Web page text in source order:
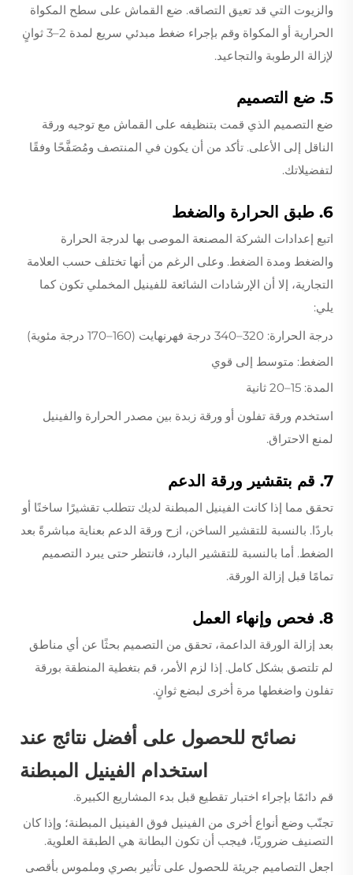
والزيوت التي قد تعيق التصاقه. ضع القماش على سطح المكواة
الحرارية أو المكواة وقم بإجراء ضغط مبدئي سريع لمدة 2–3 ثوانٍ
لإزالة الرطوبة والتجاعيد.
5. ضع التصميم
ضع التصميم الذي قمت بتنظيفه على القماش مع توجيه ورقة
الناقل إلى الأعلى. تأكد من أن يكون في المنتصف ومُصَفَّحًا وفقًا
لتفضيلاتك.
6. طبق الحرارة والضغط
اتبع إعدادات الشركة المصنعة الموصى بها لدرجة الحرارة
والضغط ومدة الضغط. وعلى الرغم من أنها تختلف حسب العلامة
التجارية، إلا أن الإرشادات الشائعة للفينيل المخملي تكون كما
يلي:
درجة الحرارة: 320–340 درجة فهرنهايت (160–170 درجة مئوية)
الضغط: متوسط إلى قوي
المدة: 15–20 ثانية
استخدم ورقة تفلون أو ورقة زبدة بين مصدر الحرارة والفينيل
لمنع الاحتراق.
7. قم بتقشير ورقة الدعم
تحقق مما إذا كانت الفينيل المبطنة لديك تتطلب تقشيرًا ساخنًا أو
باردًا. بالنسبة للتقشير الساخن، ازح ورقة الدعم بعناية مباشرةً بعد
الضغط. أما بالنسبة للتقشير البارد، فانتظر حتى يبرد التصميم
تمامًا قبل إزالة الورقة.
8. فحص وإنهاء العمل
بعد إزالة الورقة الداعمة، تحقق من التصميم بحثًا عن أي مناطق
لم تلتصق بشكل كامل. إذا لزم الأمر، قم بتغطية المنطقة بورقة
تفلون واضغطها مرة أخرى لبضع ثوانٍ.
نصائح للحصول على أفضل نتائج عند
استخدام الفينيل المبطنة
قم دائمًا بإجراء اختبار تقطيع قبل بدء المشاريع الكبيرة.
تجنّب وضع أنواع أخرى من الفينيل فوق الفينيل المبطنة؛ وإذا كان
التصنيف ضروريًا، فيجب أن تكون البطانة هي الطبقة العلوية.
اجعل التصاميم جريئة للحصول على تأثير بصري وملموس بأقصى